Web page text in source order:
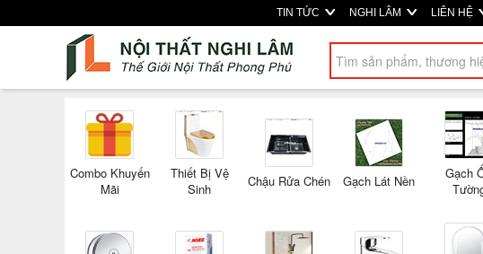
TIN TỨC NGHI LÂM LIÊN HỆ
Combo Khuyến
Mãi
Thiết Bị Vệ
Sinh
Chậu Rửa Chén Gạch Lát Nền
Gạch